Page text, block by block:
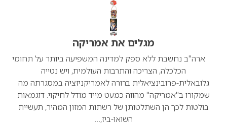
מגלים את אמריקה
ארה"ב נחשבת ללא ספק למדינה המשפיעה ביותר על תחומי
הכלכלה, הצריכה והתרבות העולמית, ויש נטייה
גלובאלית-פרובינציאלית ברורה לאמריקניזציה במסגרתה מה
שמקורו ב"אמריקה" מהווה כמעט מייד מודל לחיקוי. דוגמאות
בולטות לכך הן השתלטותן של רשתות המזון המהיר, תעשיית
השואו-ביז,…